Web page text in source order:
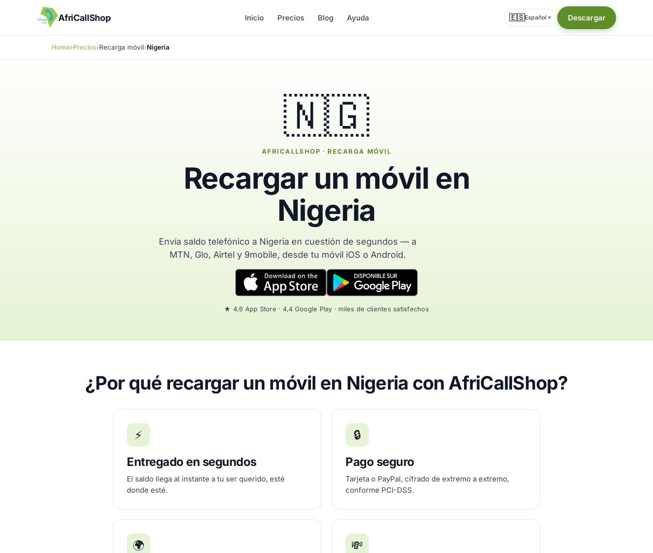
AfriCallShop Inicio Precios Blog Ayuda 🇪🇸Español ▾ Descargar
Home Precios Recarga móvil Nigeria
🇳🇬
AFRICALLSHOP · RECARGA MÓVIL
Recargar un móvil en
Nigeria
Envía saldo telefónico a Nigeria en cuestión de segundos — a
MTN, Glo, Airtel y 9mobile, desde tu móvil iOS o Android.
★ 4,6 App Store · 4,4 Google Play · miles de clientes satisfechos
¿Por qué recargar un móvil en Nigeria con AfriCallShop?
⚡
Entregado en segundos
El saldo llega al instante a tu ser querido, esté
donde esté.
🔒
Pago seguro
Tarjeta o PayPal, cifrado de extremo a extremo,
conforme PCI-DSS.
🌍
💸